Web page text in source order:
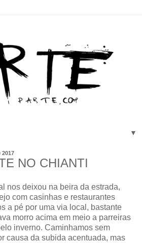
▼
2017
NO CHIANTI
nos deixou na beira da estrada,
com casinhas e restaurantes
a pé por uma via local, bastante
morro acima em meio a parreiras
inverno. Caminhamos sem
causa da subida acentuada, mas